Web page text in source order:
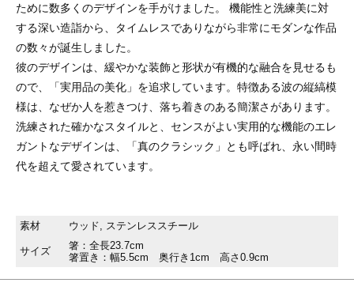
ために数多くのデザインを手がけました。 機能性と洗練美に対
する深い造詣から、タイムレスでありながら非常にモダンな作品
の数々が誕生しました。
彼のデザインは、緩やかな装飾と形状が有機的な融合を見せるも
ので、「実用品の美化」を追求しています。特徴ある波の縦縞模
様は、なぜか人を惹きつけ、落ち着きのある簡潔さがあります。
洗練された確かなスタイルと、センスがよい実用的な機能のエレ
ガントなデザインは、「真のクラシック」とも呼ばれ、永い間時
代を超えて愛されています。
素材 ウッド, ステンレススチール
サイズ
箸：全長23.7cm
箸置き：幅5.5cm 奥行き1cm 高さ0.9cm